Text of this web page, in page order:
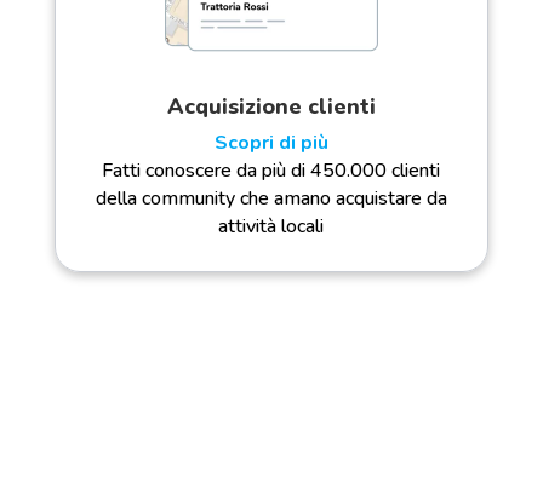
Acquisizione clienti
Scopri di più
Fatti conoscere da più di 450.000 clienti
della community che amano acquistare da
attività locali